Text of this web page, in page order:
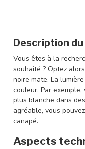
Description
Vous êtes à la
souhaité ? Optez
noire mate. La
couleur. Par
plus blanche dans
agréable, vous
canapé.
Aspects